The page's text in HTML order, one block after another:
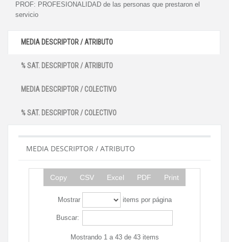
PROF: PROFESIONALIDAD de las personas que prestaron el
servicio
MEDIA DESCRIPTOR / ATRIBUTO
% SAT. DESCRIPTOR / ATRIBUTO
MEDIA DESCRIPTOR / COLECTIVO
% SAT. DESCRIPTOR / COLECTIVO
MEDIA DESCRIPTOR / ATRIBUTO
Copy CSV Excel PDF Print
Mostrar items por página
Buscar:
Mostrando 1 a 43 de 43 items